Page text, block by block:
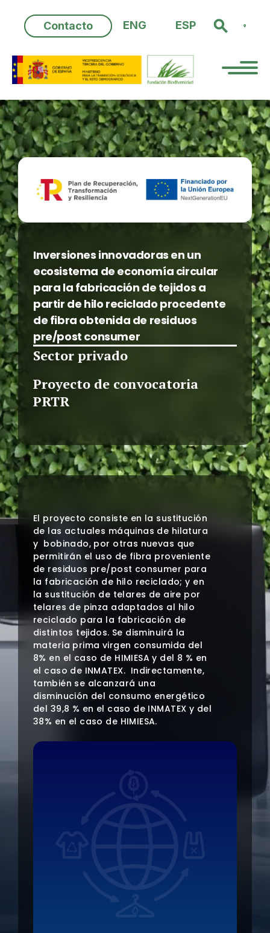
content
Contacto ENG ESP
Inversiones innovadoras en un
ecosistema de economía circular
para la fabricación de tejidos a
partir de hilo reciclado procedente
de fibra obtenida de residuos
pre/post consumer
Sector privado
Proyecto de convocatoria
PRTR
El proyecto consiste en la sustitución
de las actuales máquinas de hilatura
y bobinado, por otras nuevas que
permitirán el uso de fibra proveniente
de residuos pre/post consumer para
la fabricación de hilo reciclado; y en
la sustitución de telares de aire por
telares de pinza adaptados al hilo
reciclado para la fabricación de
distintos tejidos. Se disminuirá la
materia prima virgen consumida del
8% en el caso de HIMIESA y del 8 % en
el caso de INMATEX. Indirectamente,
también se alcanzará una
disminución del consumo energético
del 39,8 % en el caso de INMATEX y del
38% en el caso de HIMIESA.